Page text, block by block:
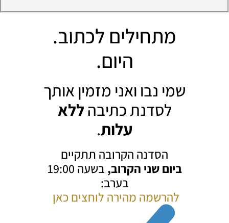
מתחילים לכתוב.
היום.
שמי נבו ואני מזמין אותך
לסדנת כתיבהללא
עלות.
הסדנה הקרובה תתקיים
ביום שני הקרוב,
בשעה 19:00
בערב:
להרשמה מהירה לוחצים כאן